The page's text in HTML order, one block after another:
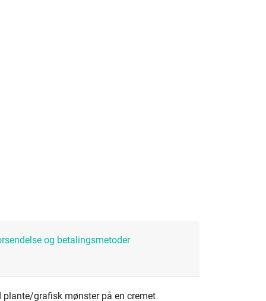
og betalingsmetoder
plante/grafisk mønster på en cremet